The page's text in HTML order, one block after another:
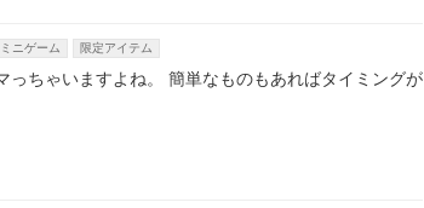
ミニゲーム 限定アイテム
ちゃいますよね。 簡単なものもあればタイミングが